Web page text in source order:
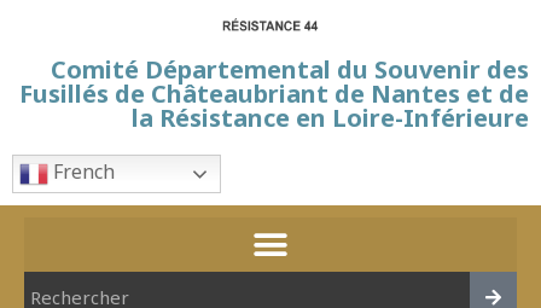
Comité Départemental du Souvenir des
Fusillés de Châteaubriant de Nantes et de
la Résistance en Loire-Inférieure
French